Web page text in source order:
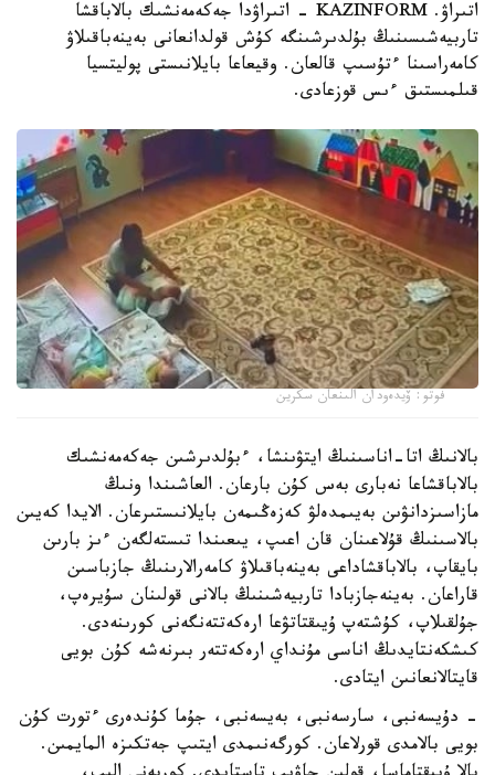
اتىراۋ. KAZINFORM - اتىراۋدا جەكەمەنشىك بالاباقشا
تاربيەشىسىنىڭ بۇلدىرشىنگە كۇش قولدانعانى بەينەباقىلاۋ
كامەراسىنا ءتۇسىپ قالعان. وقيعاعا بايلانىستى پوليتسيا
قىلمىستىق ءىس قوزعادى.
فوتو: ۆيدەودان الىنعان سكرين
بالانىڭ اتا-اناسىنىڭ ايتۋىنشا، ءبۇلدىرشىن جەكەمەنشىك
بالاباقشاعا نەبارى بەس كۇن بارعان. العاشىندا ونىڭ
مازاسىزدانۋىن بەيىمدەلۋ كەزەڭىمەن بايلانىستىرعان. الايدا كەيىن
بالاسىنىڭ قۇلاعىنان قان اعىپ، يىعىندا تىستەلگەن ءىز بارىن
بايقاپ، بالاباقشاداعى بەينەباقىلاۋ كامەرالارىنىڭ جازباسىن
قاراعان. بەينەجازبادا تاربيەشىنىڭ بالانى قولىنان سۇيرەپ،
جۇلقىلاپ، كۇشتەپ ۇيىقتاتۋعا ارەكەتتەنگەنى كورىنەدى.
كىشكەنتايدىڭ اناسى مۇنداي ارەكەتتەر بىرنەشە كۇن بويى
قايتالانعانىن ايتادى.
- دۇيسەنبى، سارسەنبى، بەيسەنبى، جۇما كۇندەرى ءتورت كۇن
بويى بالامدى قورلاعان. كورگەنىمدى ايتىپ جەتكىزە المايمىن.